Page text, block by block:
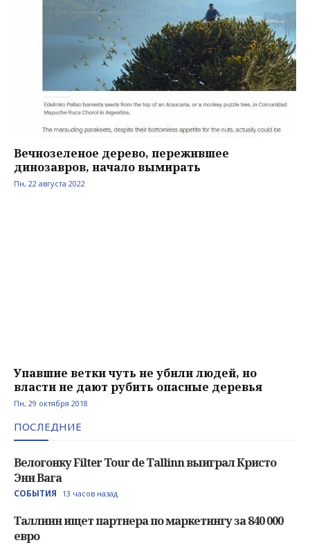
Вечнозеленое дерево, пережившее
динозавров, начало вымирать
Пн, 22 августа 2022
Упавшие ветки чуть не убили людей, но
власти не дают рубить опасные деревья
Пн, 29 октября 2018
ПОСЛЕДНИЕ
Велогонку Filter Tour de Tallinn выиграл Кристо
Энн Вага
СОБЫТИЯ 13 часов назад
Таллинн ищет партнера по маркетингу за 840 000
евро